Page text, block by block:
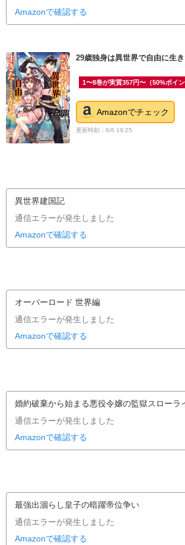
Amazonで確認する
29歳独身は異世界で自由に生
1〜8巻が実質357円〜（50%ポイン
Amazonでチェック
更新時刻：8/6 19:25
異世界建国記
通信エラーが発生しました
Amazonで確認する
オーバーロード 世界編
通信エラーが発生しました
Amazonで確認する
婚約破棄から始まる悪役令嬢の監獄スローラ
通信エラーが発生しました
Amazonで確認する
最強出涸らし皇子の暗躍帝位争い
通信エラーが発生しました
Amazonで確認する